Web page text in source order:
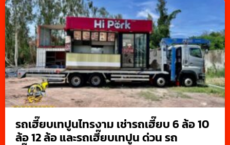
รถเฮี๊ยบเทปูนไทรงาม เช่ารถเฮี๊ยบ 6 ล้อ 10
ล้อ 12 ล้อ และรถเฮี๊ยบเทปูน ด่วน รถ